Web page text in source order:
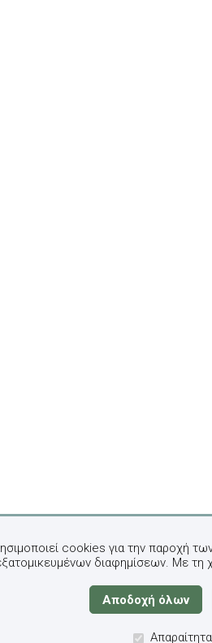
cookies για την παροχή
διαφημίσεων. Με